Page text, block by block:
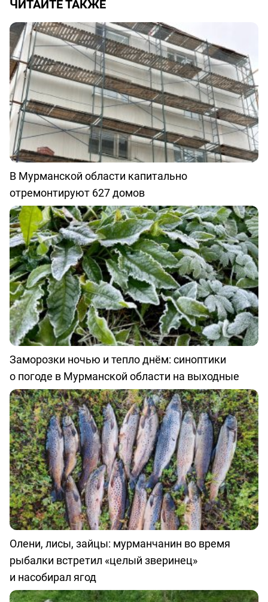
ЧИТАЙТЕ ТАКЖЕ
В Мурманской области капитально
отремонтируют 627 домов
Заморозки ночью и тепло днём: синоптики
о погоде в Мурманской области на выходные
Олени, лисы, зайцы: мурманчанин во время
рыбалки встретил «целый зверинец»
и насобирал ягод